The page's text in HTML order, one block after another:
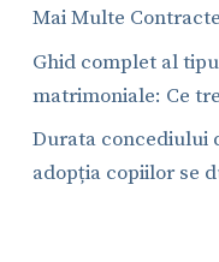
Mai Multe
Ghid complet al
matrimoniale: Ce
Durata concediului
adopția copiilor se